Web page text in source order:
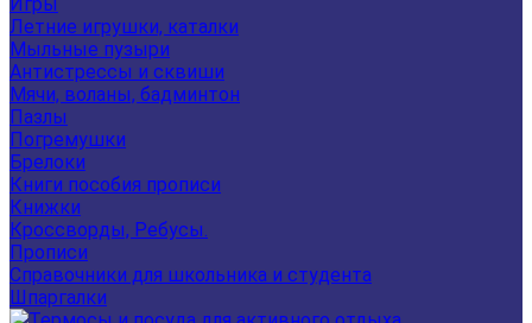
Летние игрушки, каталки
Мыльные пузыри
Антистрессы и сквиши
Мячи, воланы, бадминтон
Пазлы
Погремушки
Брелоки
Книги пособия прописи
Книжки
Кроссворды, Ребусы.
Прописи
Справочники для школьника и студента
Шпаргалки